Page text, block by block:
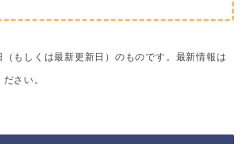
もしくは最新更新日）のものです。 最新情報は
さい。